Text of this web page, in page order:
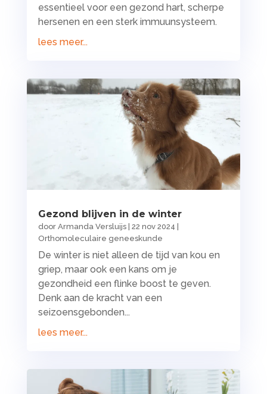
essentieel voor een gezond hart, scherpe
hersenen en een sterk immuunsysteem.
lees meer...
Gezond blijven in de winter
door Armanda Versluijs| 22 nov 2024
Orthomoleculaire geneeskunde
De winter is niet alleen de tijd van kou en
griep, maar ook een kans om je
gezondheid een flinke boost te geven.
Denk aan de kracht van een
seizoensgebonden...
lees meer...